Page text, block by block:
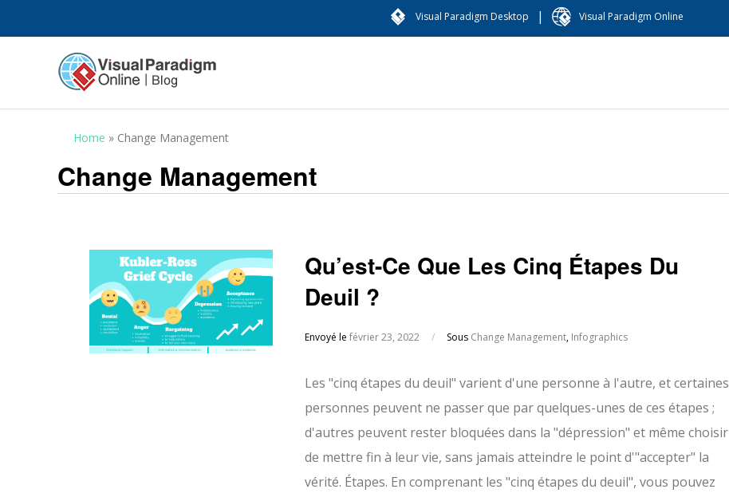
Visual Paradigm Desktop | Visual Paradigm Online
Home » Change Management
Change Management
Qu’est-Ce Que Les Cinq Étapes Du
Deuil ?
Envoyé lefévrier 23, 2022 / Sous Change Management, Infographics
Les "cinq étapes du deuil" varient d'une personne à l'autre, et certaines
personnes peuvent ne passer que par quelques-unes de ces étapes ;
d'autres peuvent rester bloquées dans la "dépression" et même choisir
de mettre fin à leur vie, sans jamais atteindre le point d'"accepter" la
vérité. Étapes. En comprenant les "cinq étapes du deuil", vous pouvez